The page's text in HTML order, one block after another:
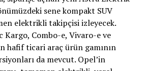
sene kompakt SUV
elektrikli takipçisi izleyecek.
Kargo, Combo-e, Vivaro-e ve
hafif ticari araç ürün gamının
da mevcut. Opel’in